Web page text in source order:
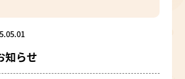
知らせ